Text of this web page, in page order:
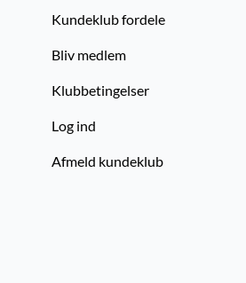
Kundeklub fordele
Bliv medlem
Klubbetingelser
Log ind
Afmeld kundeklub